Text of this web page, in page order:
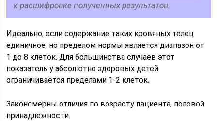
к расшифровке полученных результатов.
Идеально, если содержание таких кровяных телец
единичное, но пределом нормы является диапазон от
1 до 8 клеток. Для большинства случаев этот
показатель у абсолютно здоровых детей
ограничивается пределами 1-2 клеток.
Закономерны отличия по возрасту пациента, половой
принадлежности.